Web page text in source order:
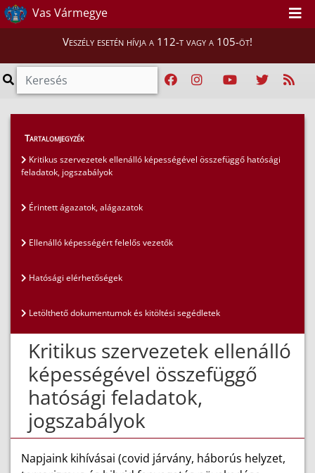
Vas Vármegye
Veszély esetén hívja a 112-t vagy a 105-öt!
Hatósági ügyek
Kritikus szervezetek ellenálló képessége
>
Kritikus szervezetek ellenálló képességével
Tartalomjegyzék
Kritikus szervezetek ellenálló képességével összefüggő hatósági
feladatok, jogszabályok
Érintett ágazatok, alágazatok
Ellenálló képességért felelős vezetők
Hatósági elérhetőségek
Letölthető dokumentumok és kitöltési segédletek
Kritikus szervezetek ellenálló
képességével összefüggő
hatósági feladatok,
jogszabályok
Napjaink kihívásai (covid járvány, háborús helyzet,